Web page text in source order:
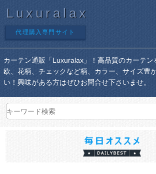
Luxuralax
代理購入専門サイト
カーテン通販「Luxuralax」！高品質のカーテ
欧、花柄、チェックなど柄、カラー、サイズ豊
い！興味がある方はぜひお問合せ下さいませ。